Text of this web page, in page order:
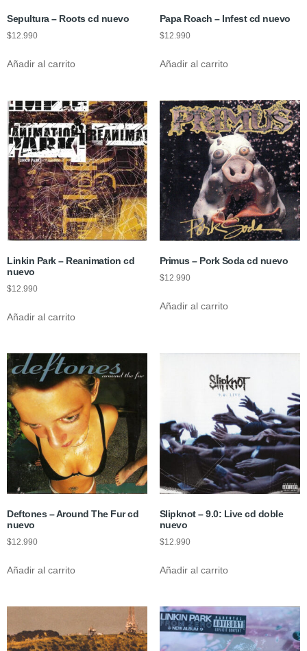
Sepultura – Roots cd nuevo
$12.990
Añadir al carrito
Papa Roach – Infest cd nuevo
$12.990
Añadir al carrito
Linkin Park – Reanimation cd
nuevo
$12.990
Añadir al carrito
Primus – Pork Soda cd nuevo
$12.990
Añadir al carrito
Deftones – Around The Fur cd
nuevo
$12.990
Añadir al carrito
Slipknot – 9.0: Live cd doble
nuevo
$12.990
Añadir al carrito